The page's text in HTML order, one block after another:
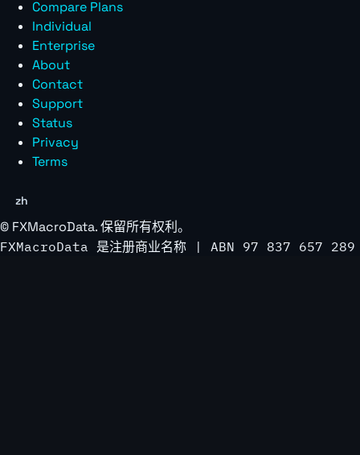
Compare Plans
Individual
Enterprise
About
Contact
Support
Status
Privacy
Terms
zh
© FXMacroData. 保留所有权利。
FXMacroData 是注册商业名称 | ABN 97 837 657 289